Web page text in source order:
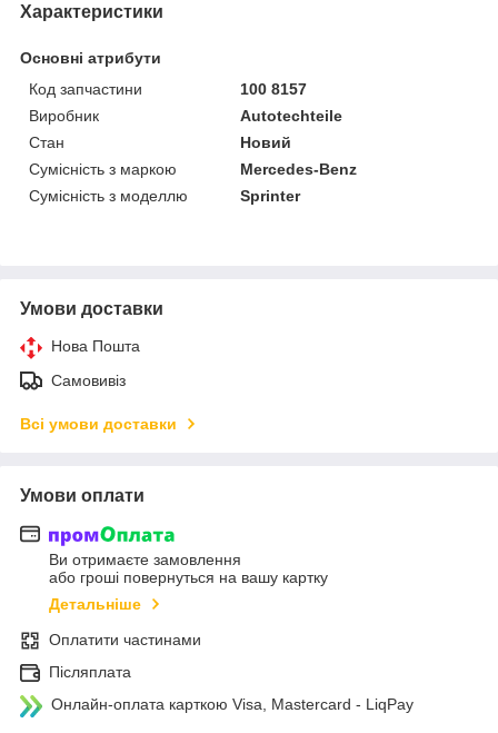
Характеристики
Основні атрибути
Код запчастини
100 8157
Виробник
Autotechteile
Стан
Новий
Сумісність з маркою
Mercedes-Benz
Сумісність з моделлю
Sprinter
Умови доставки
Нова Пошта
Самовивіз
Всі умови доставки
Умови оплати
Ви отримаєте замовлення
або гроші повернуться на вашу картку
Детальніше
Оплатити частинами
Післяплата
Онлайн-оплата карткою Visa, Mastercard - LiqPay